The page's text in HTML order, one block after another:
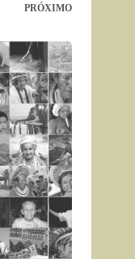
PRÓXIMO